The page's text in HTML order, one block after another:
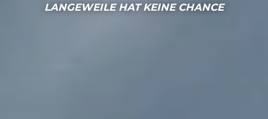
LANGEWEILE HAT KEINE CHANCE